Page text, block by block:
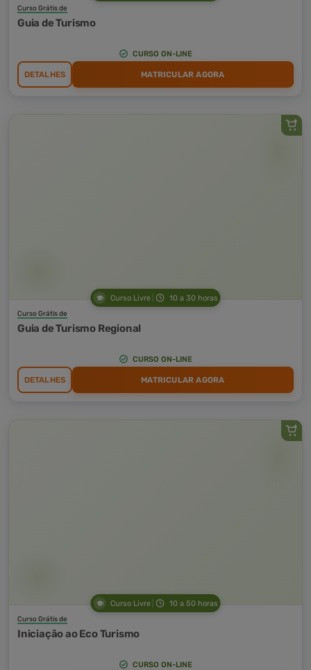
Curso Grátis de
Guia de Turismo
CURSO ON-LINE
DETALHES MATRICULAR AGORA
Curso Livre 10 a 30 horas
Curso Grátis de
Guia de Turismo Regional
CURSO ON-LINE
DETALHES MATRICULAR AGORA
Curso Livre 10 a 50 horas
Curso Grátis de
Iniciação ao Eco Turismo
CURSO ON-LINE